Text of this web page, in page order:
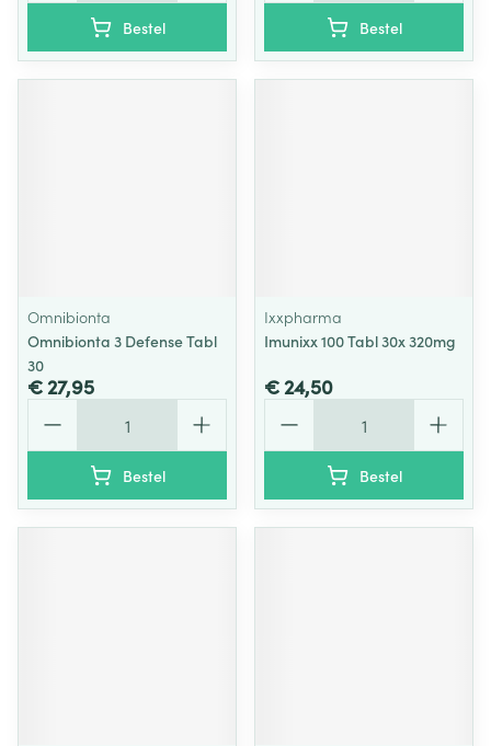
Bestel Bestel
Omnibionta
Omnibionta 3 Defense Tabl
30
€ 27,95
Bestel
Ixxpharma
Imunixx 100 Tabl 30x 320mg
€ 24,50
Bestel